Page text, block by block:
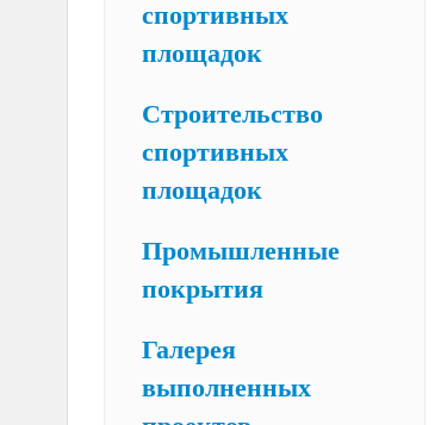
спортивных
площадок
Строительство
спортивных
площадок
Промышленные
покрытия
Галерея
выполненных